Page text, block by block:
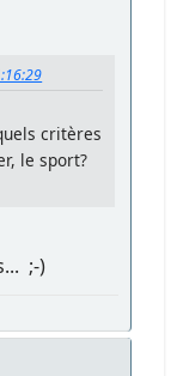
critères
le sport?
;-)